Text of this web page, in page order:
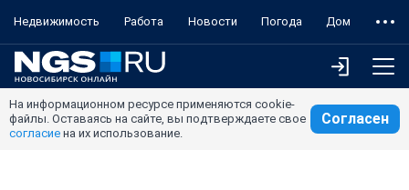
Недвижимость Работа Новости Погода Дом
На информационном ресурсе применяются cookie-
файлы. Оставаясь на сайте, вы подтверждаете свое
согласие на их использование.
Согласен